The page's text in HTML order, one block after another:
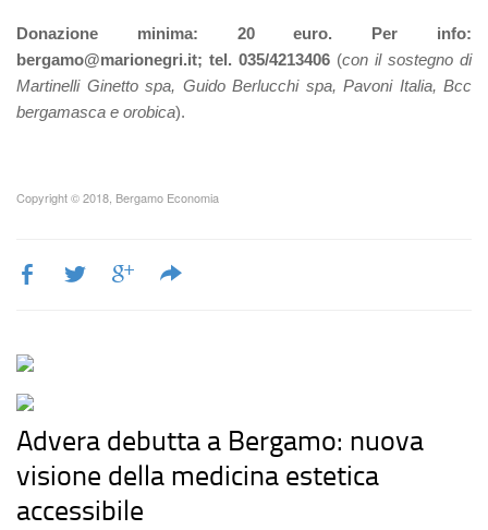
Donazione minima: 20 euro. Per info:
bergamo@marionegri.it; tel. 035/4213406 (con il sostegno di
Martinelli Ginetto spa, Guido Berlucchi spa, Pavoni Italia, Bcc
bergamasca e orobica).
Copyright © 2018, Bergamo Economia
Advera debutta a Bergamo: nuova
visione della medicina estetica
accessibile